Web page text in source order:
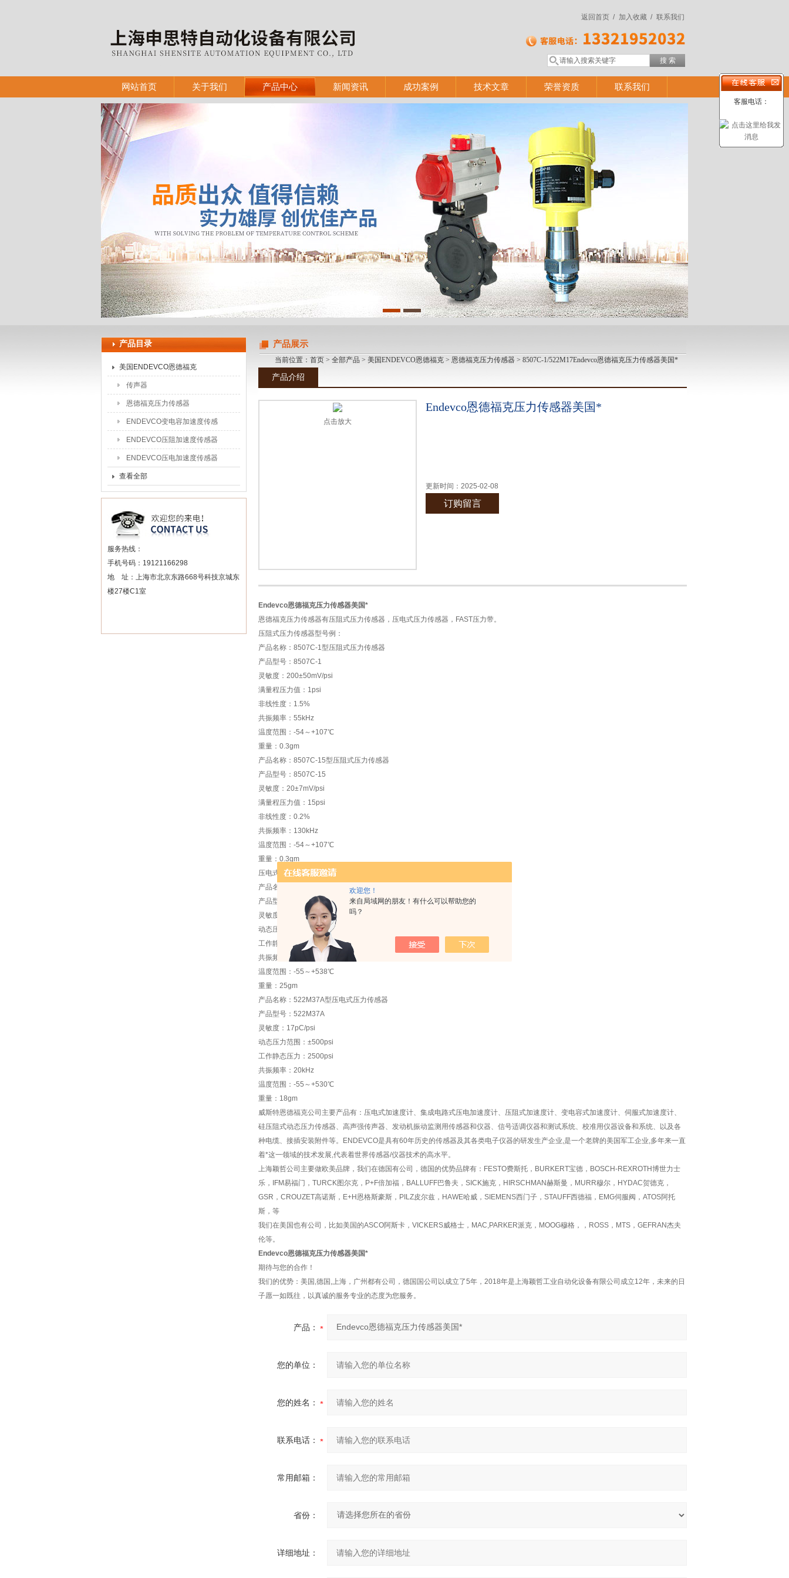
欢迎您！
来自局域网的朋友！有什么可以帮助您的
吗？
上海申思特自动化设备有限公司
联系我们
加入收藏 /
返回首页 /
网站首页 关于我们 产品中心 新闻资讯 成功案例 技术文章 荣誉资质 联系我们
产品目录
美国ENDEVCO恩德福克
传声器
恩德福克压力传感器
ENDEVCO变电容加速度传感
器
ENDEVCO压阻加速度传感器
ENDEVCO压电加速度传感器
查看全部
服务热线：
手机号码：19121166298
地 址：上海市北京东路668号科技京城东
楼27楼C1室
产品展示
当前位置： 首页 > 全部产品 > 美国ENDEVCO恩德福克 > 恩德福克压力传感器 > 8507C-1/522M17Endevco恩德福克压力传感器美国*
产品介绍
点击放大
Endevco恩德福克压力传感器美国*
更新时间： 2025-02-08
订购留言
Endevco恩德福克压力传感器美国*
恩德福克压力传感器有压阻式压力传感器，压电式压力传感器，FAST压力带。
压阻式压力传感器型号例：
产品名称：8507C-1型压阻式压力传感器
产品型号：8507C-1
灵敏度：200±50mV/psi
满量程压力值：1psi
非线性度：1.5%
共振频率：55kHz
温度范围：-54～+107℃
重量：0.3gm
产品名称：8507C-15型压阻式压力传感器
产品型号：8507C-15
灵敏度：20±7mV/psi
满量程压力值：15psi
非线性度：0.2%
共振频率：130kHz
温度范围：-54～+107℃
重量：0.3gm
压电式压力传感器型号例：
产品名称：522M17型压电式压力传感器
产品型号：522M17
灵敏度：12pC/psi
动态压力范围：500psi
工作静态压力：2500psi
共振频率：45kHz
温度范围：-55～+538℃
重量：25gm
产品名称：522M37A型压电式压力传感器
产品型号：522M37A
灵敏度：17pC/psi
动态压力范围：±500psi
工作静态压力：2500psi
共振频率：20kHz
温度范围：-55～+530℃
重量：18gm
威斯特恩德福克公司主要产品有：压电式加速度计、集成电路式压电加速度计、压阻式加速度计、变电容式加速度计、伺服式加速度计、
硅压阻式动态压力传感器、高声强传声器、发动机振动监测用传感器和仪器、信号适调仪器和测试系统、校准用仪器设备和系统、以及各
种电缆、接插安装附件等。ENDEVCO是具有60年历史的传感器及其各类电子仪器的研发生产企业,是一个老牌的美国军工企业,多年来一直
着*这一领域的技术发展,代表着世界传感器/仪器技术的高水平。
上海颖哲公司主要做欧美品牌，我们在德国有公司，德国的优势品牌有：FESTO费斯托，BURKERT宝德，BOSCH-REXROTH博世力士
乐，IFM易福门，TURCK图尔克，P+F倍加福，BALLUFF巴鲁夫，SICK施克，HIRSCHMAN赫斯曼，MURR穆尔，HYDAC贺德克，
GSR，CROUZET高诺斯，E+H恩格斯豪斯，PILZ皮尔兹，HAWE哈威，SIEMENS西门子，STAUFF西德福，EMG伺服阀，ATOS阿托
斯，等
我们在美国也有公司，比如美国的ASCO阿斯卡，VICKERS威格士，MAC,PARKER派克，MOOG穆格，，ROSS，MTS，GEFRAN杰夫
伦等。
Endevco恩德福克压力传感器美国*
期待与您的合作！
我们的优势：美国,德国,上海，广州都有公司，德国国公司以成立了5年，2018年是上海颖哲工业自动化设备有限公司成立12年，未来的日
子愿一如既往，以真诚的服务专业的态度为您服务。
产品：
您的单位：
您的姓名：
联系电话：
常用邮箱：
省份：
详细地址：
客服电话：